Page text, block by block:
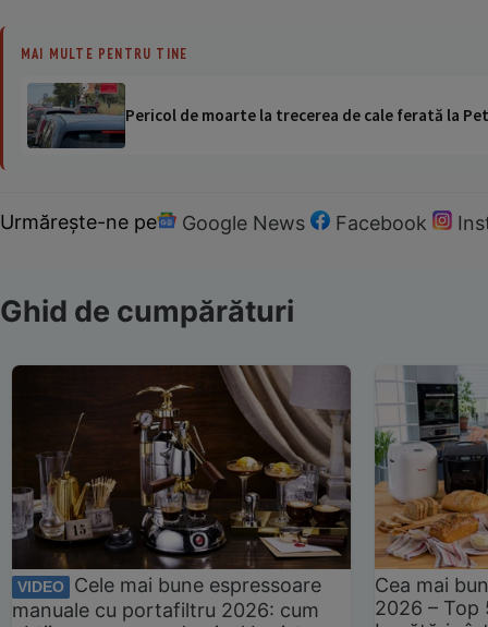
MAI MULTE PENTRU TINE
Pericol de moarte la trecerea de cale ferată la
Urmărește-ne pe Google News Facebook
Ghid de cumpărături
VIDEO
Cele mai bune espressoare
manuale cu portafiltru 2026: cum
Cea mai
2026 –